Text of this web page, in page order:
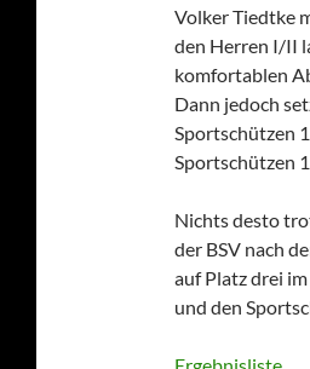
Volker Tiedtke
den Herren I/II
komfortablen
Dann jedoch
Sportschützen
Sportschützen
Nichts desto
der BSV nach
auf Platz drei
und den